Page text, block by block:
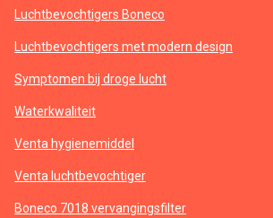
Luchtbevochtigers Boneco
Luchtbevochtigers met modern design
Symptomen bij droge lucht
Waterkwaliteit
Venta hygienemiddel
Venta luchtbevochtiger
Boneco 7018 vervangingsfilter